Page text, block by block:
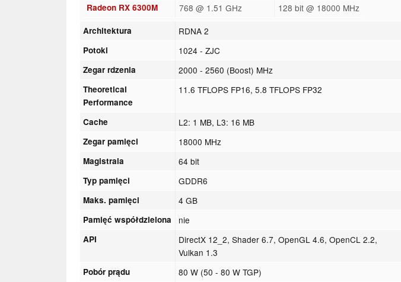
Radeon RX 6300M 768 @ 1.51 GHz 128 bit @ 18000 MHz
Architektura RDNA 2
Potoki 1024 - ZJC
Zegar rdzenia 2000 - 2560 (Boost) MHz
Theoretical
Performance
11.6 TFLOPS FP16, 5.8 TFLOPS FP32
Cache L2: 1 MB, L3: 16 MB
Zegar pamięci 18000 MHz
Magistrala 64 bit
Typ pamięci GDDR6
Maks. pamięci 4 GB
Pamięć współdzielona nie
API
DirectX 12_2, Shader 6.7, OpenGL 4.6, OpenCL 2.2,
Vulkan 1.3
Pobór prądu 80 W (50 - 80 W TGP)